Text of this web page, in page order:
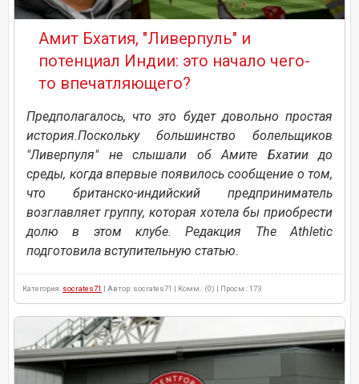
Амит Бхатия, "Ливерпуль" и
потенциал Индии: это начало чего-
то впечатляющего?
Предполагалось, что это будет довольно простая
история.Поскольку большинство болельщиков
"Ливерпуля" не слышали об Амите Бхатии до
среды, когда впервые появилось сообщение о том,
что британско-индийский предприниматель
возглавляет группу, которая хотела бы приобрести
долю в этом клубе. Редакция The Athletic
подготовила вступительную статью.
Категория: socrates71 | Автор: socrates71 | Комм.: (0) | Просм.: 173